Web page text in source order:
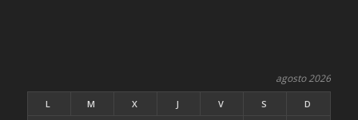
agosto 2026
L M X J V S
D